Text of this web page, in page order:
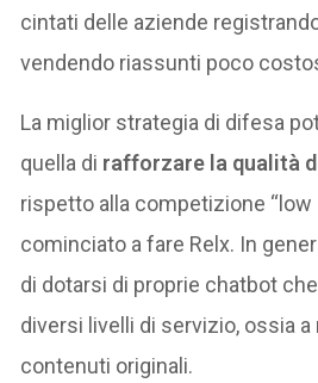
cintati delle aziende
vendendo riassunti poco
La miglior strategia di difesa
quella di rafforzare la qualità
rispetto alla competizione “low
cominciato a fare Relx. In
di dotarsi di proprie chatbot
diversi livelli di servizio, ossia a
contenuti originali.